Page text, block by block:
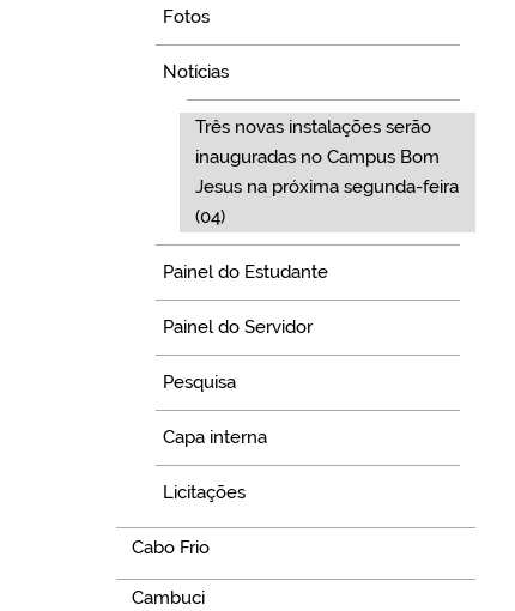
Fotos
Notícias
Três novas instalações serão
inauguradas no Campus Bom
Jesus na próxima segunda-feira
(04)
Painel do Estudante
Painel do Servidor
Pesquisa
Capa interna
Licitações
Cabo Frio
Cambuci